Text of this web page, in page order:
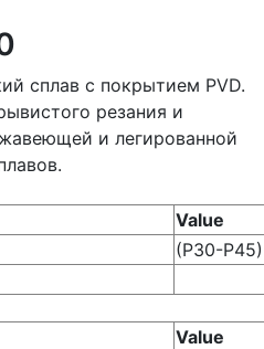
сплав с покрытием PVD.
резания и
и легированной
Value
(P30-
Value